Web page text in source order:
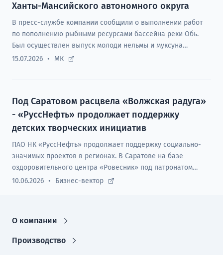
Ханты-Мансийского автономного округа
В пресс-службе компании сообщили о выполнении работ
по пополнению рыбными ресурсами бассейна реки Обь.
Был осуществлен выпуск молоди нельмы и муксуна
численностью 80,5 тыс. мальков.
15.07.2026 МК
Под Саратовом расцвела «Волжская радуга»
- «РуссНефть» продолжает поддержку
детских творческих инициатив
ПАО НК «РуссНефть» продолжает поддержку социально-
значимых проектов в регионах. В Саратове на базе
оздоровительного центра «Ровесник» под патронатом
Компании стартовал, ставший уже традиционным, проект
10.06.2026 Бизнес-вектор
О компании
Производство